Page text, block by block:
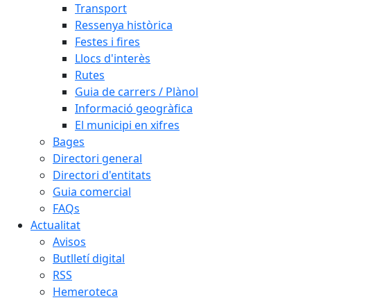
Transport
Ressenya històrica
Festes i fires
Llocs d'interès
Rutes
Guia de carrers / Plànol
Informació geogràfica
El municipi en xifres
Bages
Directori general
Directori d'entitats
Guia comercial
FAQs
Actualitat
Avisos
Butlletí digital
RSS
Hemeroteca